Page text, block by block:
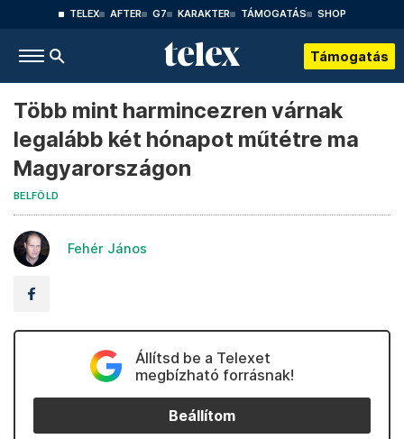
TELEX AFTER G7 KARAKTER TÁMOGATÁS SHOP
Támogatás
Több mint harmincezren várnak
legalább két hónapot műtétre ma
Magyarországon
BELFÖLD
Fehér János
Állítsd be a Telexet
megbízható forrásnak!
Beállítom